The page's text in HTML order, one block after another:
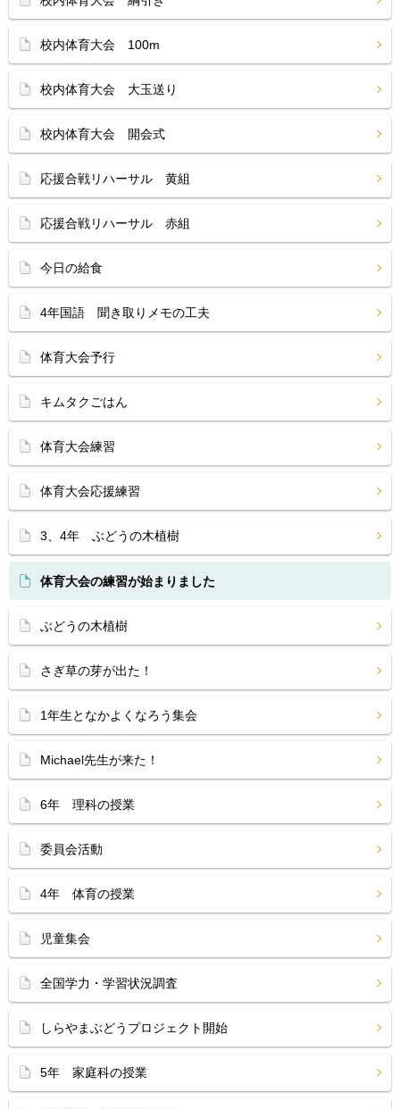
校内体育大会 100m
校内体育大会 大玉送り
校内体育大会 開会式
応援合戦リハーサル 黄組
応援合戦リハーサル 赤組
今日の給食
4年国語 聞き取りメモの工夫
体育大会予行
キムタクごはん
体育大会練習
体育大会応援練習
3、4年 ぶどうの木植樹
体育大会の練習が始まりました
ぶどうの木植樹
さぎ草の芽が出た！
1年生となかよくなろう集会
Michael先生が来た！
6年 理科の授業
委員会活動
4年 体育の授業
児童集会
全国学力・学習状況調査
しらやまぶどうプロジェクト開始
5年 家庭科の授業